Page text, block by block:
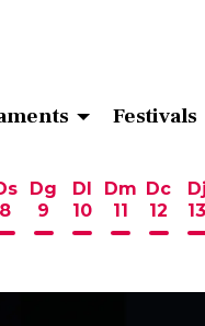
Festivals
d'agost7 d'agost
8
Dissabte 8 d'agost
Dg
9
Diumenge 9
Dl
10
Dilluns 10
Dm
11
Dimarts
Dc
12
Dj
13